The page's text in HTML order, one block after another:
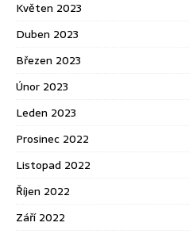
Květen 2023
Duben 2023
Březen 2023
Únor 2023
Leden 2023
Prosinec 2022
Listopad 2022
Říjen 2022
Září 2022